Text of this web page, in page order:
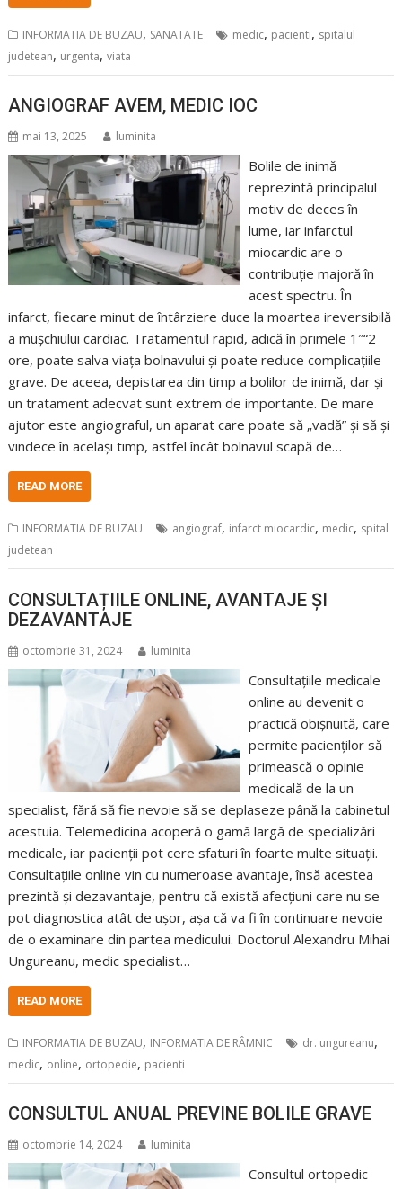
INFORMATIA DE BUZAU, SANATATE medic, pacienti, spitalul
judetean, urgenta,viata
ANGIOGRAF AVEM, MEDIC IOC
mai 13, 2025 luminita
Bolile de inimă
reprezintă principalul
motiv de deces în
lume, iar infarctul
miocardic are o
contribuție majoră în
acest spectru. În
infarct, fiecare minut de întârziere duce la moartea ireversibilă
a mușchiului cardiac. Tratamentul rapid, adică în primele 1″“2
ore, poate salva viața bolnavului și poate reduce complicațiile
grave. De aceea, depistarea din timp a bolilor de inimă, dar și
un tratament adecvat sunt extrem de importante. De mare
ajutor este angiograful, un aparat care poate să „vadă” și să și
vindece în același timp, astfel încât bolnavul scapă de…
READ MORE
INFORMATIA DE BUZAU angiograf, infarct miocardic, medic, spital
judetean
CONSULTAȚIILE ONLINE, AVANTAJE ȘI
DEZAVANTAJE
octombrie 31, 2024 luminita
Consultațiile medicale
online au devenit o
practică obișnuită, care
permite pacienților să
primească o opinie
medicală de la un
specialist, fără să fie nevoie să se deplaseze până la cabinetul
acestuia. Telemedicina acoperă o gamă largă de specializări
medicale, iar pacienții pot cere sfaturi în foarte multe situații.
Consultațiile online vin cu numeroase avantaje, însă acestea
prezintă și dezavantaje, pentru că există afecțiuni care nu se
pot diagnostica atât de ușor, așa că va fi în continuare nevoie
de o examinare din partea medicului. Doctorul Alexandru Mihai
Ungureanu, medic specialist…
READ MORE
INFORMATIA DE BUZAU, INFORMATIA DE RÂMNIC dr. ungureanu,
medic, online, ortopedie, pacienti
CONSULTUL ANUAL PREVINE BOLILE GRAVE
octombrie 14, 2024 luminita
Consultul ortopedic